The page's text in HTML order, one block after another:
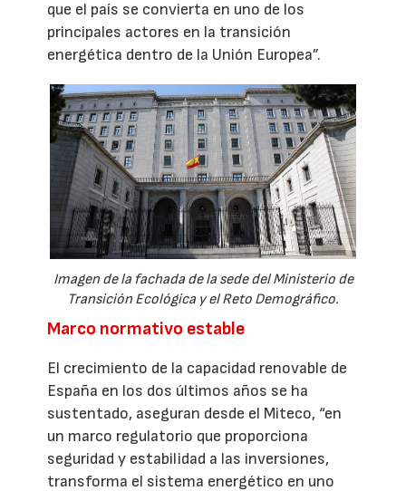
que el país se convierta en uno de los
principales actores en la transición
energética dentro de la Unión Europea”.
Imagen de la fachada de la sede del Ministerio de
Transición Ecológica y el Reto Demográfico.
Marco normativo estable
El crecimiento de la capacidad renovable de
España en los dos últimos años se ha
sustentado, aseguran desde el Miteco, “en
un marco regulatorio que proporciona
seguridad y estabilidad a las inversiones,
transforma el sistema energético en uno